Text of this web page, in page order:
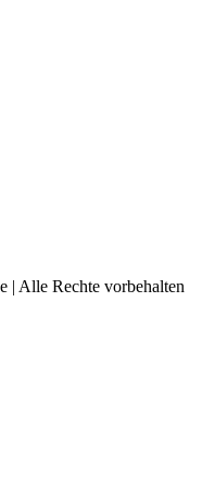
| Alle Rechte vorbehalten